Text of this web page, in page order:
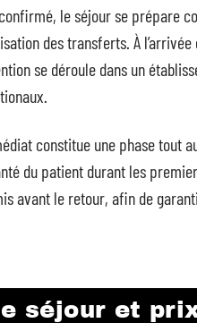
le séjour se prépare
des transferts. À
se déroule dans un
constitue une phase tout
du patient durant les
avant le retour, afin de
séjour et